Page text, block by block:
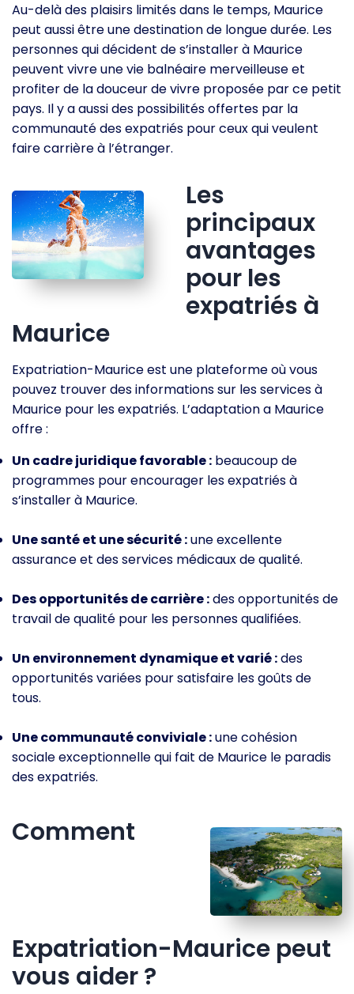
Au-delà des plaisirs limités dans le temps, Maurice
peut aussi être une destination de longue durée. Les
personnes qui décident de s’installer à Maurice
peuvent vivre une vie balnéaire merveilleuse et
profiter de la douceur de vivre proposée par ce petit
pays. Il y a aussi des possibilités offertes par la
communauté des expatriés pour ceux qui veulent
faire carrière à l’étranger.
Les
principaux
avantages
pour les
expatriés à
Maurice
Expatriation-Maurice est une plateforme où vous
pouvez trouver des informations sur les services à
Maurice pour les expatriés. L’adaptation a Maurice
offre :
Un cadre juridique favorable : beaucoup de
programmes pour encourager les expatriés à
s’installer à Maurice.
Une santé et une sécurité :une excellente
assurance et des services médicaux de qualité.
Des opportunités de carrière :des opportunités de
travail de qualité pour les personnes qualifiées.
Un environnement dynamique et varié :des
opportunités variées pour satisfaire les goûts de
tous.
Une communauté conviviale :une cohésion
sociale exceptionnelle qui fait de Maurice le paradis
des expatriés.
Comment
Expatriation-Maurice peut
vous aider ?